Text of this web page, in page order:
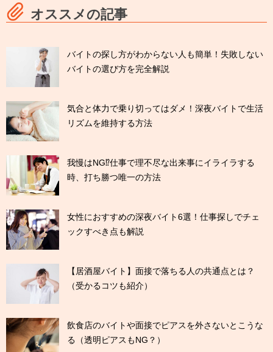
オススメの記事
バイトの探し方がわからない人も簡単！失敗しない
バイトの選び方を完全解説
気合と体力で乗り切ってはダメ！深夜バイトで生活
リズムを維持する方法
我慢はNG⁉仕事で理不尽な出来事にイライラする
時、打ち勝つ唯一の方法
女性におすすめの深夜バイト6選！仕事探しでチェ
ックすべき点も解説
【居酒屋バイト】面接で落ちる人の共通点とは？
（受かるコツも紹介）
飲食店のバイトや面接でピアスを外さないとこうな
る（透明ピアスもNG？）